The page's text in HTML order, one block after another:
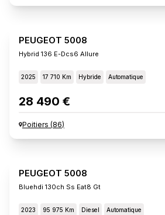
PEUGEOT 5008
Hybrid 136 E-Dcs6 Allure
2025 17 710 Km Hybride Automatique
28 490 €
Poitiers (86)
PEUGEOT 5008
Bluehdi 130ch Ss Eat8 Gt
2023 95 975 Km Diesel Automatique